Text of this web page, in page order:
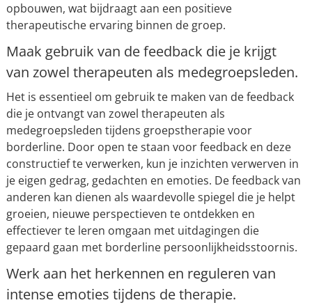
opbouwen, wat bijdraagt aan een positieve
therapeutische ervaring binnen de groep.
Maak gebruik van de feedback die je krijgt
van zowel therapeuten als medegroepsleden.
Het is essentieel om gebruik te maken van de feedback
die je ontvangt van zowel therapeuten als
medegroepsleden tijdens groepstherapie voor
borderline. Door open te staan voor feedback en deze
constructief te verwerken, kun je inzichten verwerven in
je eigen gedrag, gedachten en emoties. De feedback van
anderen kan dienen als waardevolle spiegel die je helpt
groeien, nieuwe perspectieven te ontdekken en
effectiever te leren omgaan met uitdagingen die
gepaard gaan met borderline persoonlijkheidsstoornis.
Werk aan het herkennen en reguleren van
intense emoties tijdens de therapie.